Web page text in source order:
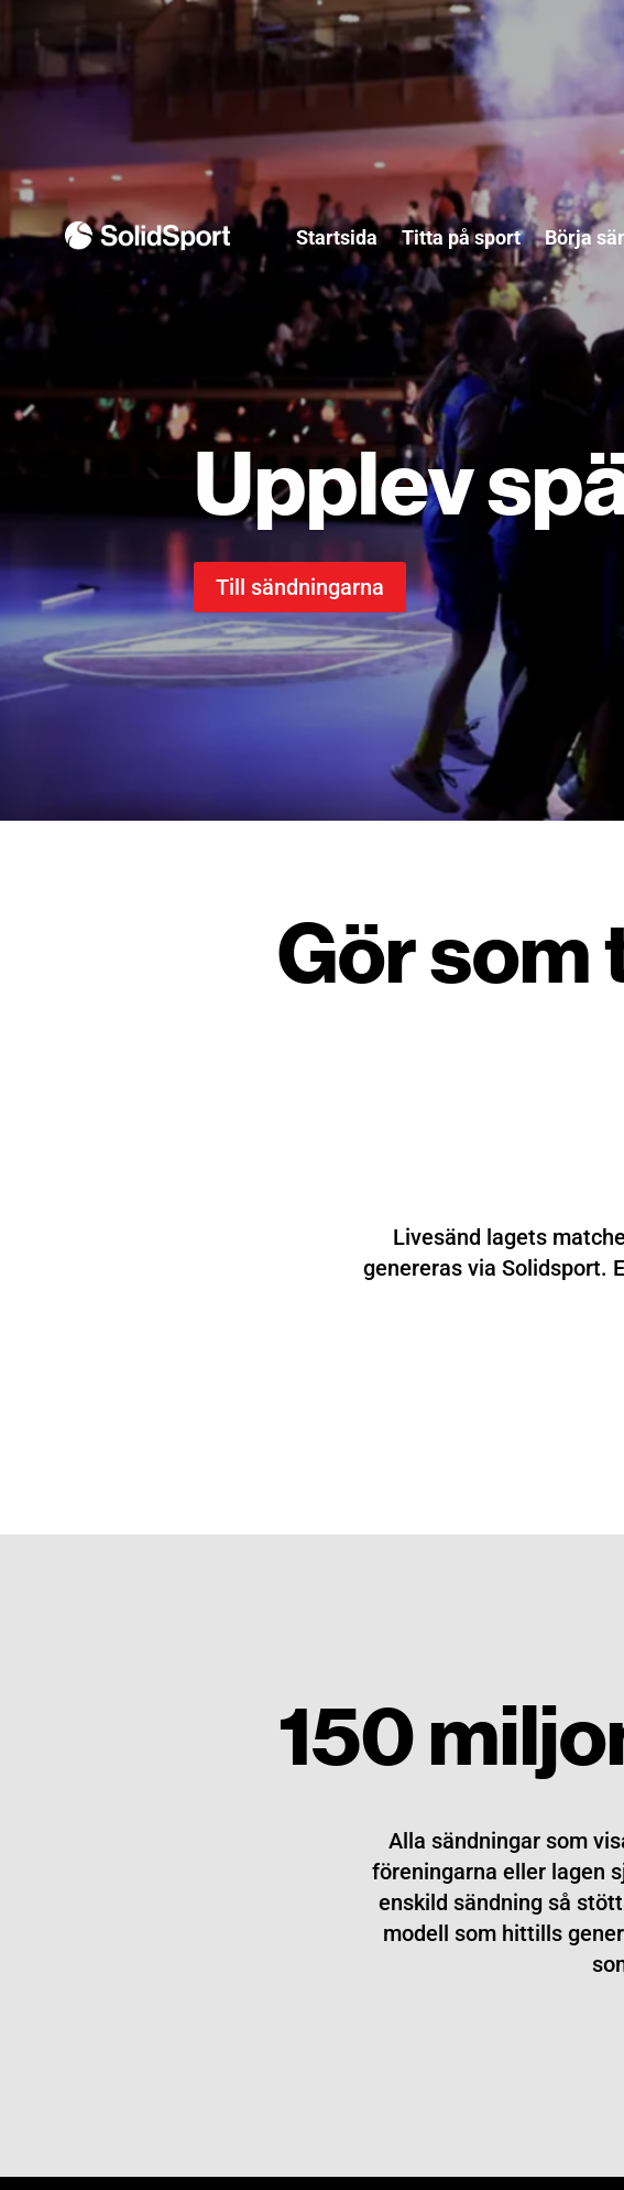
Startsida Titta på sport Börja
Upplev
Till sändningarna
Gör som
Livesänd lagets
genereras via Solidsport.
150
Alla sändningar som
föreningarna eller lagen
enskild sändning så
modell som hittills